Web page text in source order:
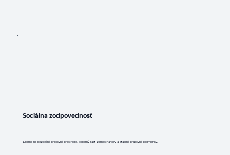
Sociálna zodpovednosť
Dbáme na bezpečné pracovné prostredie, odborný rast zamestnancov a stabilné pracovné podmienky.